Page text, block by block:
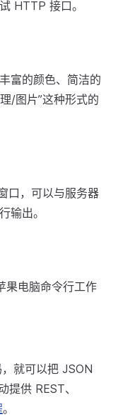
HTTP 接口。
富的颜色、简洁的
/图片”这种形式的
口，可以与服务器
输出。
果电脑命令行工作
就可以把 JSON
供 REST、
。